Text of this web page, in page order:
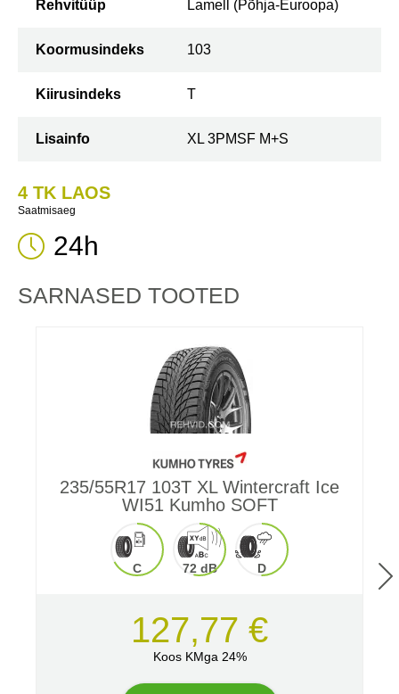
Rehvitüüp Lamell (Põhja-Euroopa)
Koormusindeks 103
Kiirusindeks T
Lisainfo XL 3PMSF M+S
4 TK LAOS
Saatmisaeg
24h
SARNASED TOOTED
235/55R17 103T XL Wintercraft Ice
WI51 Kumho SOFT
C 72 dB D
127,77 €
Koos KMga 24%